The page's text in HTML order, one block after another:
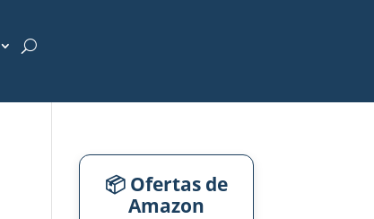
📦 Ofertas de
Amazon